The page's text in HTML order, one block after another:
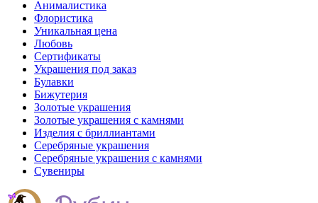
Анималистика
Флористика
Уникальная цена
Любовь
Сертификаты
Украшения под заказ
Булавки
Бижутерия
Золотые украшения
Золотые украшения с камнями
Изделия с бриллиантами
Серебряные украшения
Серебряные украшения с камнями
Сувениры